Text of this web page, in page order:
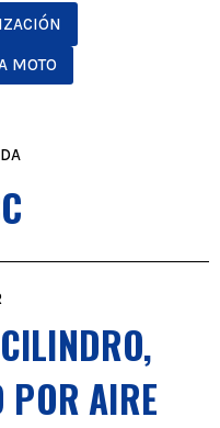
MOTO
POR AIRE